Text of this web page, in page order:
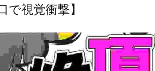
で視覚衝撃】